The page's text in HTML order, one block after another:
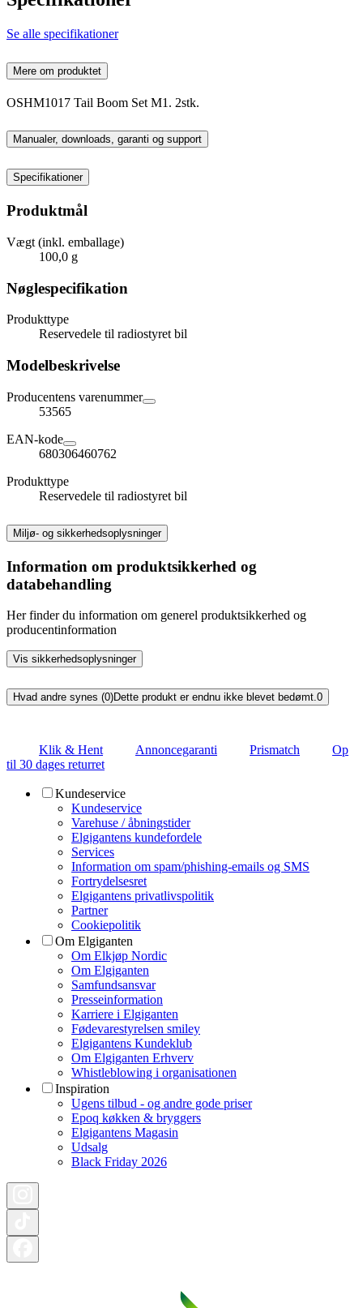
Se alle specifikationer
Mere om produktet
OSHM1017 Tail Boom Set M1. 2stk.
Manualer, downloads, garanti og support
Specifikationer
Produktmål
Vægt (inkl. emballage)
100,0 g
Nøglespecifikation
Produkttype
Reservedele til radiostyret bil
Modelbeskrivelse
Producentens varenummer
53565
EAN-kode
680306460762
Produkttype
Reservedele til radiostyret bil
Miljø- og sikkerhedsoplysninger
Information om produktsikkerhed og
databehandling
Her finder du information om generel produktsikkerhed og
producentinformation
Vis sikkerhedsoplysninger
Hvad andre synes (0)Dette produkt er endnu ikke blevet bedømt.0
Klik & Hent Annoncegaranti Prismatch
Op
til 30 dages returret
Kundeservice
Kundeservice
Varehuse / åbningstider
Elgigantens kundefordele
Services
Information om spam/phishing-emails og SMS
Fortrydelsesret
Elgigantens privatlivspolitik
Partner
Cookiepolitik
Om Elgiganten
Om Elkjøp Nordic
Om Elgiganten
Samfundsansvar
Presseinformation
Karriere i Elgiganten
Fødevarestyrelsen smiley
Elgigantens Kundeklub
Om Elgiganten Erhverv
Whistleblowing i organisationen
Inspiration
Ugens tilbud - og andre gode priser
Epoq køkken & bryggers
Elgigantens Magasin
Udsalg
Black Friday 2026